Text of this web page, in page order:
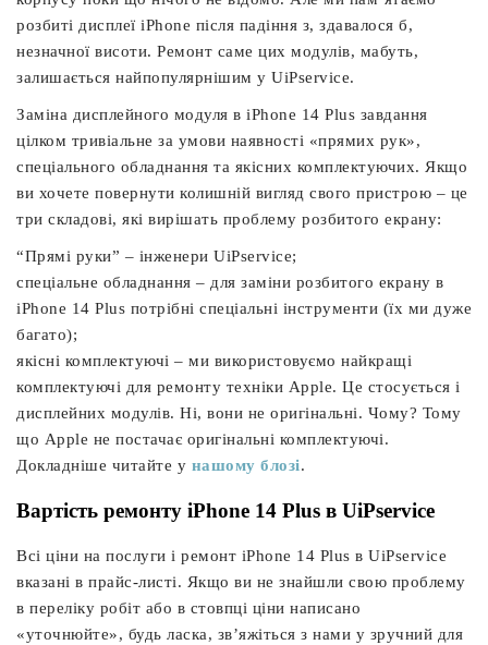
розбиті дисплеї iPhone після падіння з, здавалося б,
незначної висоти. Ремонт саме цих модулів, мабуть,
залишається найпопулярнішим у UiPservice.
Заміна дисплейного модуля в iPhone 14 Plus завдання
цілком тривіальне за умови наявності «прямих рук»,
спеціального обладнання та якісних комплектуючих. Якщо
ви хочете повернути колишній вигляд свого пристрою – це
три складові, які вирішать проблему розбитого екрану:
“Прямі руки” – інженери UiPservice;
спеціальне обладнання – для заміни розбитого екрану в
iPhone 14 Plus потрібні спеціальні інструменти (їх ми дуже
багато);
якісні комплектуючі – ми використовуємо найкращі
комплектуючі для ремонту техніки Apple. Це стосується і
дисплейних модулів. Ні, вони не оригінальні. Чому? Тому
що Apple не постачає оригінальні комплектуючі.
Докладніше читайте у нашому блозі.
Вартість ремонту iPhone 14 Plus в UiPservice
Всі ціни на послуги і ремонт iPhone 14 Plus в UiPservice
вказані в прайс-листі. Якщо ви не знайшли свою проблему
в переліку робіт або в стовпці ціни написано
«уточнюйте», будь ласка, зв’яжіться з нами у зручний для